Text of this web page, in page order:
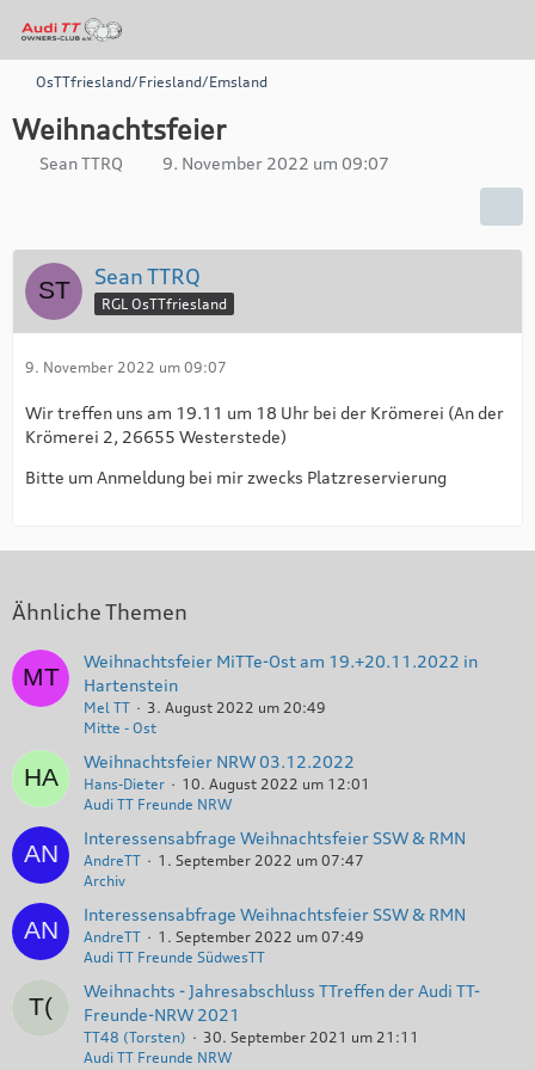
OsTTfriesland/Friesland/Emsland
Weihnachtsfeier
Sean TTRQ 9. November 2022 um 09:07
Sean TTRQ
RGL OsTTfriesland
9. November 2022 um 09:07
Wir treffen uns am 19.11 um 18 Uhr bei der Krömerei (An der
Krömerei 2, 26655 Westerstede)
Bitte um Anmeldung bei mir zwecks Platzreservierung
Ähnliche Themen
Weihnachtsfeier MiTTe-Ost am 19.+20.11.2022 in
Hartenstein
Mel TT
3. August 2022 um 20:49
Mitte - Ost
Weihnachtsfeier NRW 03.12.2022
Hans-Dieter
10. August 2022 um 12:01
Audi TT Freunde NRW
Interessensabfrage Weihnachtsfeier SSW & RMN
AndreTT
1. September 2022 um 07:47
Archiv
Interessensabfrage Weihnachtsfeier SSW & RMN
AndreTT
1. September 2022 um 07:49
Audi TT Freunde SüdwesTT
Weihnachts - Jahresabschluss TTreffen der Audi TT-
Freunde-NRW 2021
TT48 (Torsten)
30. September 2021 um 21:11
Audi TT Freunde NRW